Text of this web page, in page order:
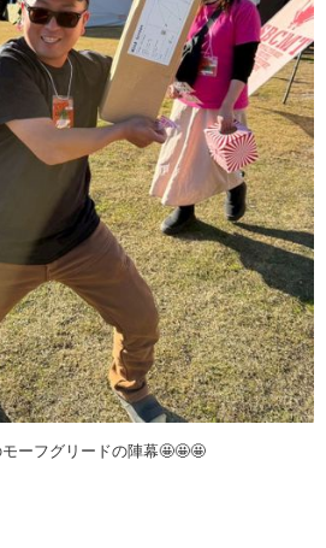
ーフグリードの陣幕🤩🤩🤩